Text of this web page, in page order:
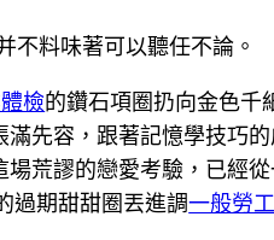
不料味著可以聽任不論。
檢的鑽石項圈扔向金色千
滿先容，跟著記憶學技巧
場荒謬的戀愛考驗，已經
過期甜甜圈丟進調一般勞